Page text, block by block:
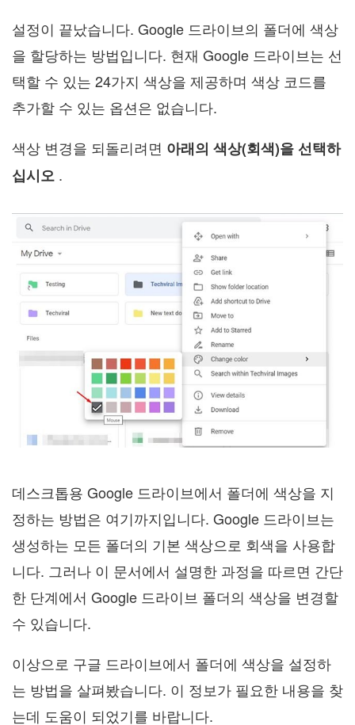
설정이 끝났습니다. Google 드라이브의 폴더에 색상
을 할당하는 방법입니다. 현재 Google 드라이브는 선
택할 수 있는 24가지 색상을 제공하며 색상 코드를
추가할 수 있는 옵션은 없습니다.
색상 변경을 되돌리려면 아래의 색상(회색)을 선택하
십시오 .
데스크톱용 Google 드라이브에서 폴더에 색상을 지
정하는 방법은 여기까지입니다. Google 드라이브는
생성하는 모든 폴더의 기본 색상으로 회색을 사용합
니다. 그러나 이 문서에서 설명한 과정을 따르면 간단
한 단계에서 Google 드라이브 폴더의 색상을 변경할
수 있습니다.
이상으로 구글 드라이브에서 폴더에 색상을 설정하
는 방법을 살펴봤습니다. 이 정보가 필요한 내용을 찾
는데 도움이 되었기를 바랍니다.